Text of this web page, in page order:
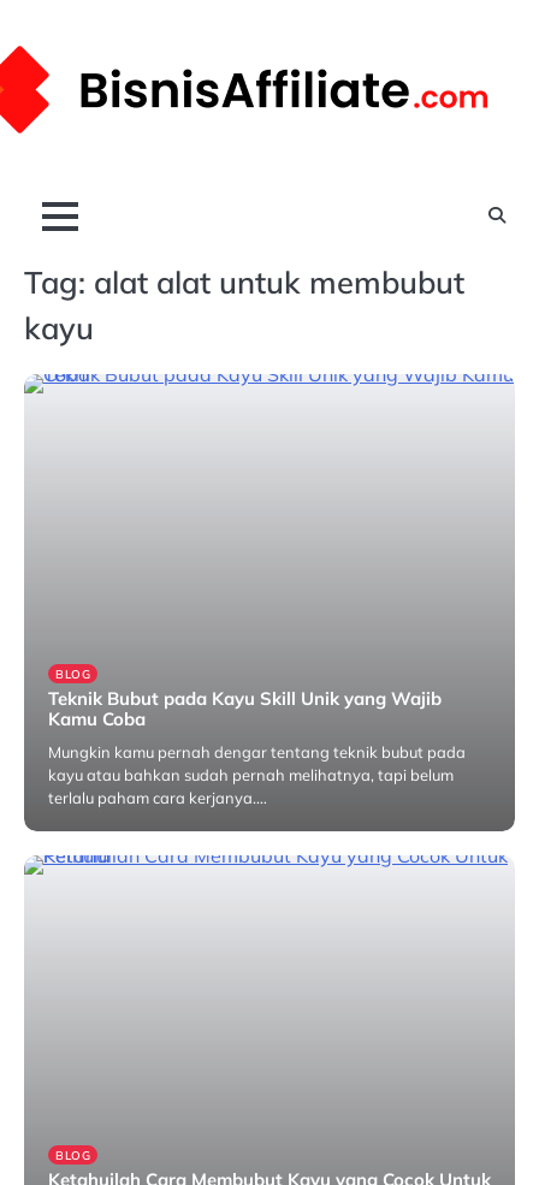
to
content
Tag: alat alat untuk membubut
kayu
BLOG
Teknik Bubut pada Kayu Skill Unik yang Wajib
Kamu Coba
Mungkin kamu pernah dengar tentang teknik bubut pada
kayu atau bahkan sudah pernah melihatnya, tapi belum
terlalu paham cara kerjanya.…
Oktober 22, 2024
BLOG
Ketahuilah Cara Membubut Kayu yang Cocok Untuk